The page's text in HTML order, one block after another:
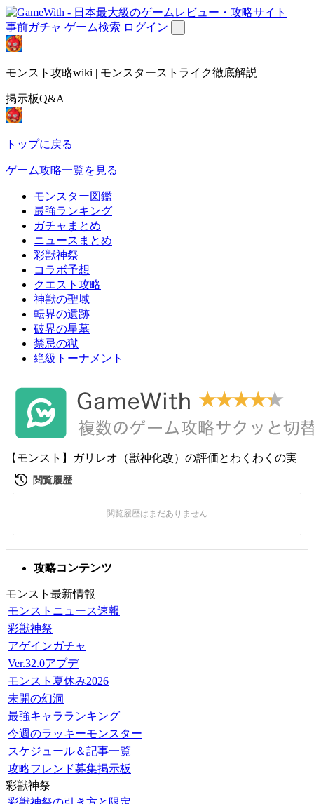
事前ガチャ ゲーム検索 ログイン
モンスト攻略wiki | モンスターストライク徹底解説
掲示板Q&A
トップに戻る
ゲーム攻略一覧を見る
モンスター図鑑
最強ランキング
ガチャまとめ
ニュースまとめ
彩獣神祭
コラボ予想
クエスト攻略
神獣の聖域
転界の遺跡
破界の星墓
禁忌の獄
絶級トーナメント
【モンスト】ガリレオ（獣神化改）の評価とわくわくの実
攻略コンテンツ
モンスト最新情報
モンストニュース速報
彩獣神祭
アゲインガチャ
Ver.32.0アプデ
モンスト夏休み2026
未開の幻洞
最強キャラランキング
今週のラッキーモンスター
スケジュール＆記事一覧
攻略フレンド募集掲示板
彩獣神祭